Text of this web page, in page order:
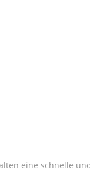
eine schnelle